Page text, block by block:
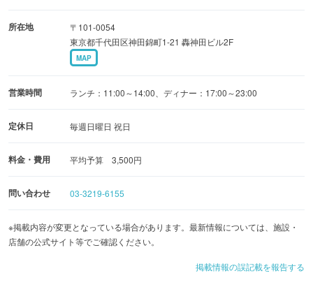
2013年７月当店の看板辣子鶏を始め、人気メニューが雑誌
＜近代食堂＞８月号に掲載されました。
是非お店で試してみてください！ご来店を待ちしておりま
所在地
〒101-0054
東京都千代田区神田錦町1-21 轟神田ビル2F
MAP
営業時間 ランチ：11:00～14:00、ディナー：17:00～23:00
定休日 毎週日曜日 祝日
料金・費用 平均予算 3,500円
問い合わせ 03-3219-6155
※掲載内容が変更となっている場合があります。最新情報については、施設・
店舗の公式サイト等でご確認ください。
掲載情報の誤記載を報告する